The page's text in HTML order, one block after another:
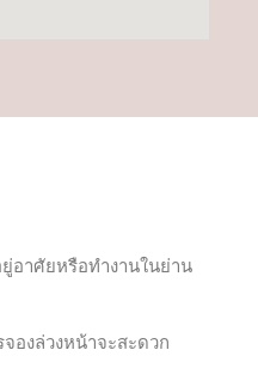
อาศัยหรือทำงานในย่าน
องล่วงหน้าจะสะดวก